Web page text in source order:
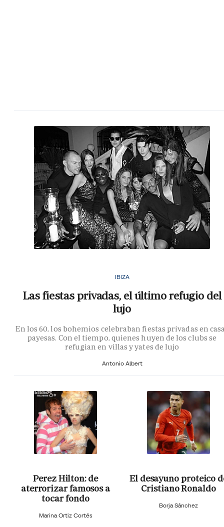
IBIZA
Las fiestas privadas, el último refugio del
lujo
En los 60, los bohemios celebraban fiestas privadas en
payesas. Con el tiempo, quienes huyen de los clubs se
refugian en villas y yates de lujo
Antonio Albert
Perez Hilton: de
aterrorizar famosos a
tocar fondo
Marina Ortiz Cortés
El desayuno proteico
Cristiano Ronaldo
Borja Sánchez